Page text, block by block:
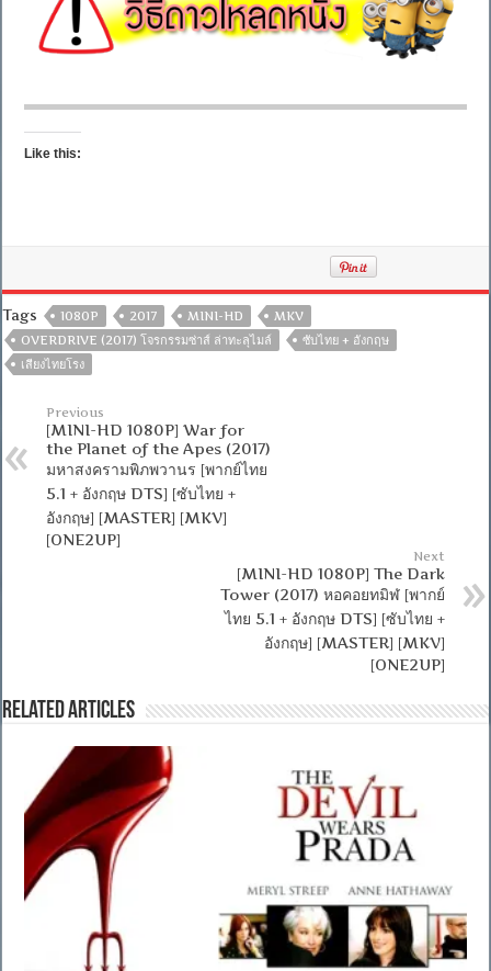
Like this:
Tags 1080P 2017 MINI-HD
MKV
OVERDRIVE (2017) โจรกรรมซ่าส์ ล่าทะลุไมล์
ซับไทย + อังกฤษ
เสียงไทยโรง
Previous
[MINI-HD 1080P] War for
the Planet of the Apes (2017)
มหาสงครามพิภพวานร [พากย์ไทย
5.1 + อังกฤษ DTS] [ซับไทย +
อังกฤษ] [MASTER] [MKV]
[ONE2UP]
Next
[MINI-HD 1080P] The Dark
Tower (2017) หอคอยทมิฬ [พากย์
ไทย 5.1 + อังกฤษ DTS] [ซับไทย +
อังกฤษ] [MASTER] [MKV]
[ONE2UP]
Related Articles